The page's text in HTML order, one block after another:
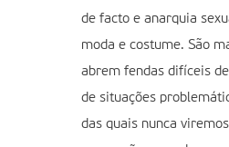
de facto e anarquia
moda e costume. São
abrem fendas difíceis
de situações
das quais nunca